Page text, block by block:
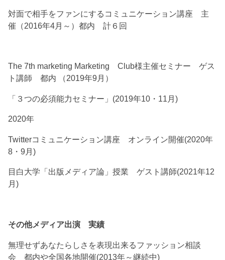
対面で相手をファンにするコミュニケーション講座 主
催（2016年4月～）都内 計６回
The 7th marketing Marketing Club様主催セミナー ゲス
ト講師 都内 （2019年9月）
「３つの必須能力セミナー」(2019年10・11月)
2020年
Twitterコミュニケーション講座 オンライン開催(2020年
8・9月)
目白大学「出版メディア論」授業 ゲスト講師(2021年12
月)
その他メディア出演 実績
無理せずあなたらしさを表現出来るファッション相談
会 都内や全国各地開催(2013年～継続中)